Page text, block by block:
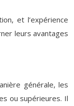
et l’expérience
leurs avantages
générale, les
ou supérieures. Il